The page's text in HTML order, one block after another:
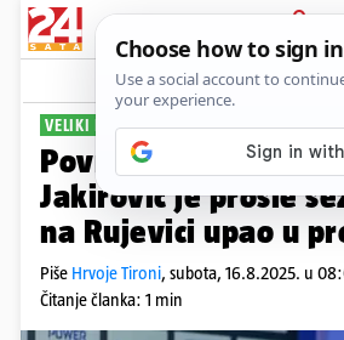
PRIJAVA
Sport
VELIKI DERBI
Povratak na mjesto
Jakirović je prošle
na Rujevici upao u
Piše Hrvoje Tironi, subota, 16.8.2025. u
Čitanje članka: 1 min